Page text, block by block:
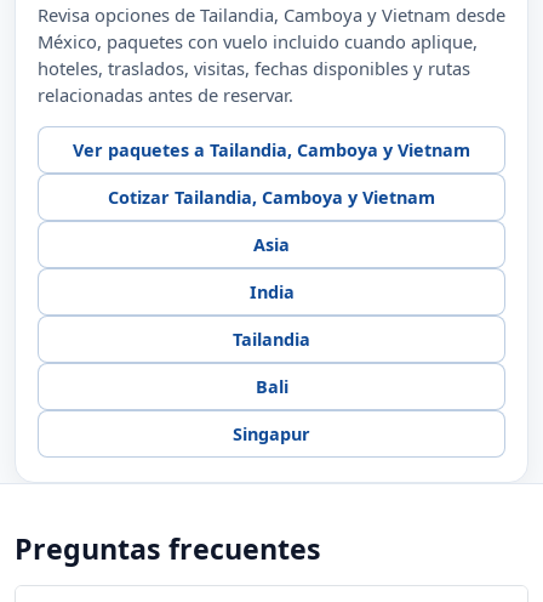
Revisa opciones de Tailandia, Camboya y Vietnam desde
México, paquetes con vuelo incluido cuando aplique,
hoteles, traslados, visitas, fechas disponibles y rutas
relacionadas antes de reservar.
Ver paquetes a Tailandia, Camboya y Vietnam
Cotizar Tailandia, Camboya y Vietnam
Asia
India
Tailandia
Bali
Singapur
Preguntas frecuentes